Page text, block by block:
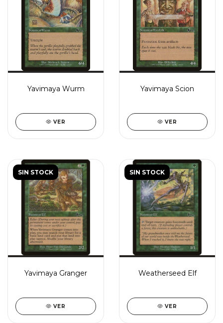
Yavimaya Wurm
VER
Yavimaya Scion
VER
SIN STOCK
Yavimaya Granger
VER
SIN STOCK
Weatherseed Elf
VER